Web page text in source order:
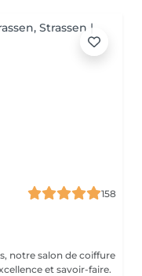
158
notre salon de coiffure
et savoir-faire.